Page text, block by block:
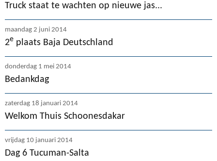
Truck staat te wachten op nieuwe jas...
maandag 2 juni 2014
2e plaats Baja Deutschland
donderdag 1 mei 2014
Bedankdag
zaterdag 18 januari 2014
Welkom Thuis Schoonesdakar
vrijdag 10 januari 2014
Dag 6 Tucuman-Salta